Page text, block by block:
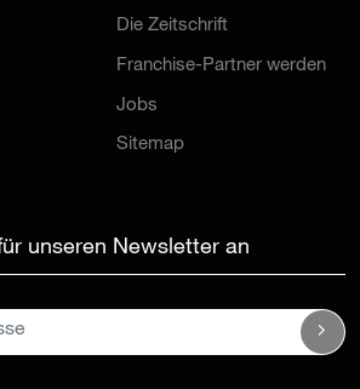
Die Zeitschrift
Franchise-Partner werden
Jobs
Sitemap
unseren Newsletter an